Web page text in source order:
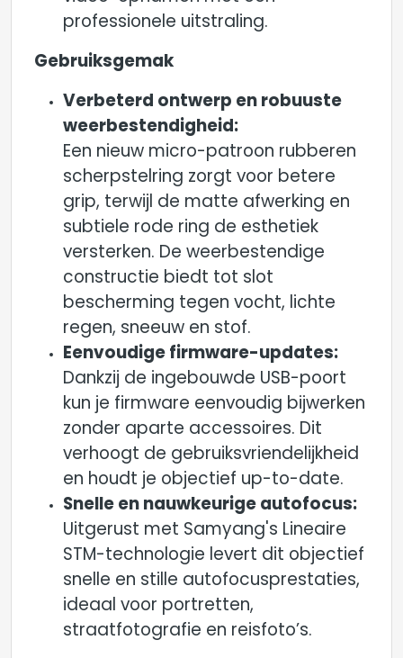
professionele uitstraling.
Gebruiksgemak
Verbeterd ontwerp en robuuste
weerbestendigheid:
Een nieuw micro-patroon rubberen
scherpstelring zorgt voor betere
grip, terwijl de matte afwerking en
subtiele rode ring de esthetiek
versterken. De weerbestendige
constructie biedt tot slot
bescherming tegen vocht, lichte
regen, sneeuw en stof.
Eenvoudige firmware-updates:
Dankzij de ingebouwde USB-poort
kun je firmware eenvoudig bijwerken
zonder aparte accessoires. Dit
verhoogt de gebruiksvriendelijkheid
en houdt je objectief up-to-date.
Snelle en nauwkeurige autofocus:
Uitgerust met Samyang's Lineaire
STM-technologie levert dit objectief
snelle en stille autofocusprestaties,
ideaal voor portretten,
straatfotografie en reisfoto’s.